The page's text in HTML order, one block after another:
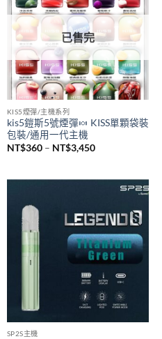
已售完
KIS5煙彈/主機系列
kis5鎧斯5號煙彈🍬 KISS單顆袋裝
包裝/通用一代主機
NT$360 – NT$3,450價
NT$360
SP2S主機